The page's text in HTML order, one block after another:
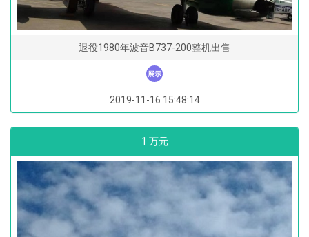
退役1980年波音B737-200整机出售
展示
2019-11-16 15:48:14
1 万元